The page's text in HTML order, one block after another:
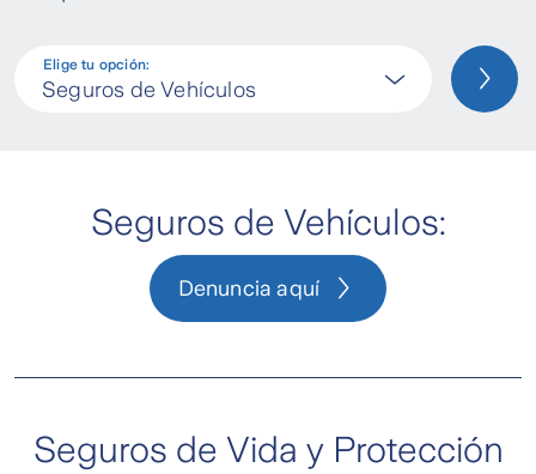
Elige tu opción:
Seguros de Vehículos
Seguros de Vehículos:
Denuncia aquí
Seguros de Vida y Protección